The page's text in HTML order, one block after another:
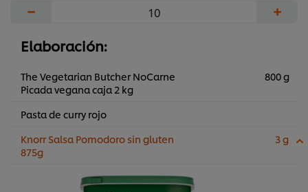
− +
Elaboración:
The Vegetarian Butcher NoCarne
Picada vegana caja 2 kg
800 g
Pasta de curry rojo
Knorr Salsa Pomodoro sin gluten
875g
3 g